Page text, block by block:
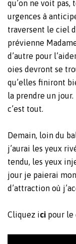
qu’on ne voit pas,
urgences à
traversent le ciel
prévienne
d’autre pour
oies devront se
qu’elles finiront
la prendre un
c’est tout.
Demain, loin du
j’aurai les yeux
tendu, les yeux
jour je paierai
d’attraction où
Cliquez ici pour le